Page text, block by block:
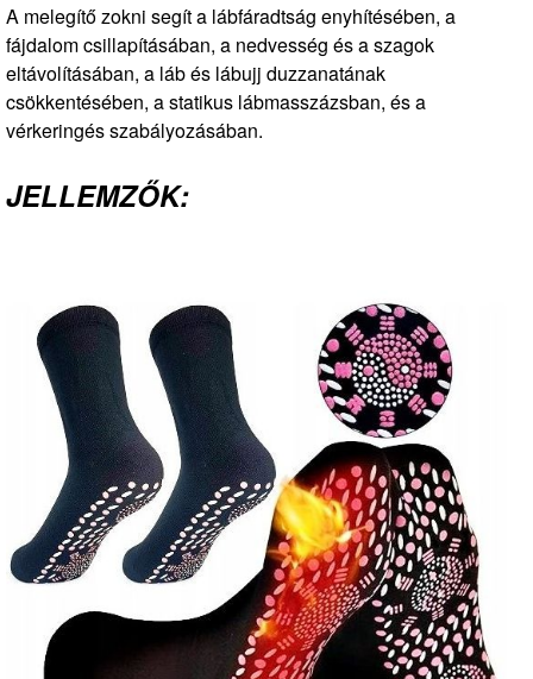
A melegítő zokni segít a lábfáradtság enyhítésében, a
fájdalom csillapításában, a nedvesség és a szagok
eltávolításában, a láb és lábujj duzzanatának
csökkentésében, a statikus lábmasszázsban, és a
vérkeringés szabályozásában.
JELLEMZŐK: